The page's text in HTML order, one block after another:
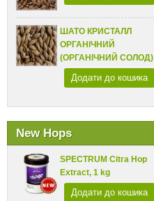
ШАТО КРИСТАЛЛ
ОРГАНІЧНИЙ
(ОРГАНІЧНИЙ СОЛОД)
Додати до кошика
New Hops
SPECTRUM Citra Hop
Extract, 1 kg
Додати до кошика